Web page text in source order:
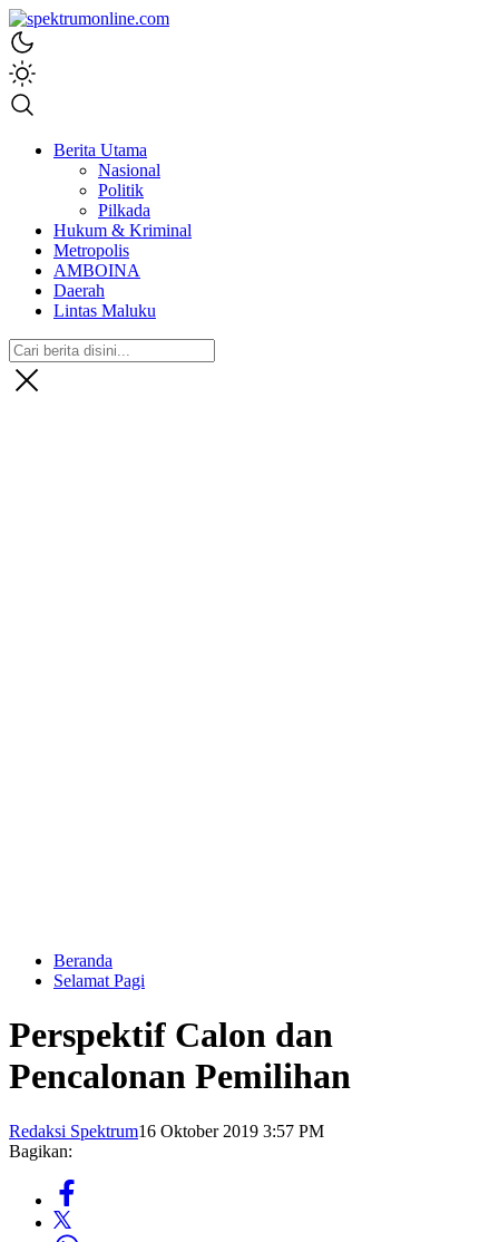
spektrumonline.com
Berita Utama
Nasional
Politik
Pilkada
Hukum & Kriminal
Metropolis
AMBOINA
Daerah
Lintas Maluku
Beranda
Selamat Pagi
Perspektif Calon dan
Pencalonan Pemilihan
Redaksi Spektrum16 Oktober 2019 3:57 PM
Bagikan: